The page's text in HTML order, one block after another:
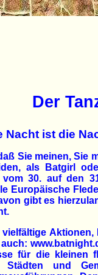
Der
Nacht ist die
Sie meinen, Sie
als Batgirl
vom 30. auf den
Europäische
gibt es
für die kleinen
Städten und